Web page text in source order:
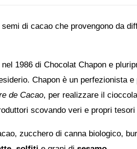
di cacao che provengono da
1986 di Chocolat Chapon e
Chapon è un
de Cacao, per realizzare il
scovando veri e propri
zucchero di canna biologico,